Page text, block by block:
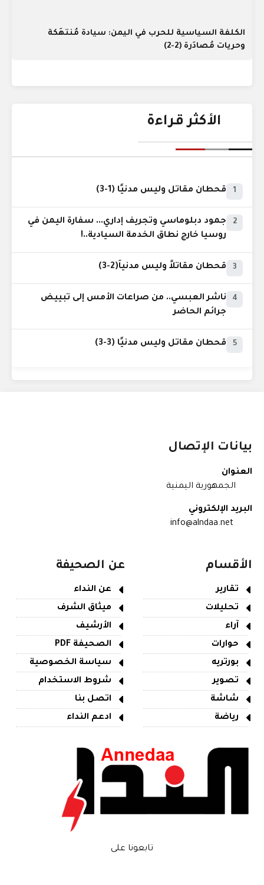
الكلفة السياسية للحرب في اليمن: سيادة مُنتهَكة
وحريات مُصادَرة (2-2)
الأكثر قراءة
1 قحطان مقاتل وليس مدنيًا (1-3)
2
جمود دبلوماسي وتجريف إداري... سفارة اليمن في
روسيا خارج نطاق الخدمة السيادية..!
3 قحطان مقاتلاً وليس مدنياً(2-3)
4
ناشر العبسي.. من صراعات الأمس إلى تبييض
جرائم الحاضر
5 قحطان مقاتل وليس مدنيًا (3-3)
بيانات الإتصال
العنوان
الجمهورية اليمنية
البريد الإلكتروني
info@alndaa.net
الأقسام
تقارير
تحليلات
آراء
حوارات
بورتريه
تصوير
شاشة
رياضة
عن الصحيفة
عن النداء
ميثاق الشرف
الأرشيف
الصحيفة PDF
سياسة الخصوصية
شروط الاستخدام
اتصل بنا
ادعم النداء
تابعونا على